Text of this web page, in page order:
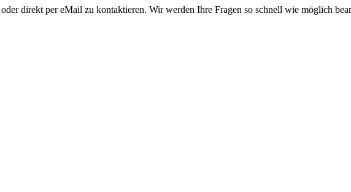
direkt per eMail zu kontaktieren. Wir werden Ihre Fragen so schnell wie möglich